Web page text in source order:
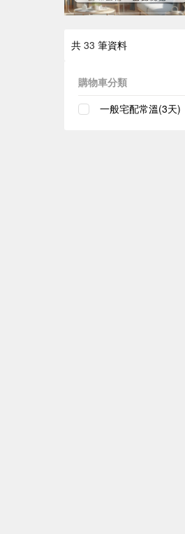
共 33 筆資料
購物車分類
一般宅配常溫(3天)